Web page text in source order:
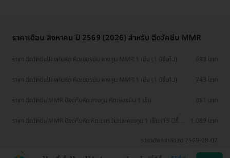
ราคาเดือน สิงหาคม ปี 2569 (2026) สำหรับ ฉีดวัคซีน MMR
ราคา ฉีดวัคซีนป้องกันหัด หัดเยอรมัน คางทูม MMR 1 เข็ม (1 ปีขึ้นไป) 693 บาท
ราคา ฉีดวัคซีนป้องกันหัด หัดเยอรมัน คางทูม MMR 1 เข็ม (1 ปีขึ้นไป) 743 บาท
ราคา ฉีดวัคซีน MMR ป้องกันหัด คางทูม หัดเยอรมัน 1 เข็ม 861 บาท
ราคา ฉีดวัคซีน MMR ป้องกันหัด หัดเยอรมันและคางทูม 1 เข็ม (15 ปีขึ้น
1,089 บาท
ราคาอัพเดตล่าสุด 2569-08-07